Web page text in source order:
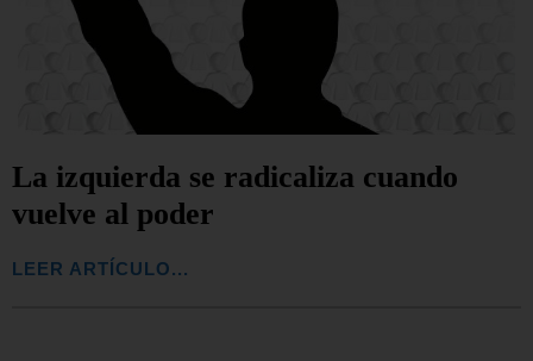
La izquierda se radicaliza cuando
vuelve al poder
LEER ARTÍCULO...